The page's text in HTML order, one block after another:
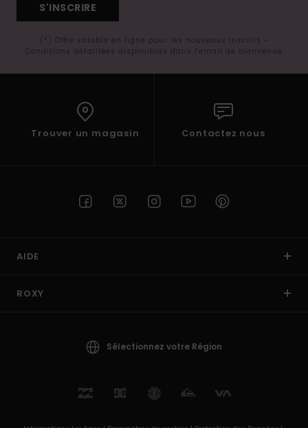
S'INSCRIRE
(*) Offre valable en ligne pour les nouveaux inscrits -
Conditions détaillées disponibles dans l'email de bienvenue
Trouver un magasin Contactez nous
AIDE
ROXY
Sélectionnez votre Région